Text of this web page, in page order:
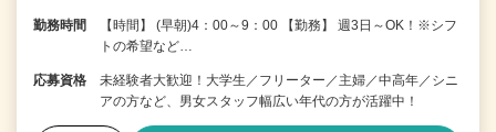
勤務時間
【時間】 (早朝)4：00～9：00 【勤務】 週3日～OK！※シフ
トの希望など…
応募資格
未経験者大歓迎！大学生／フリーター／主婦／中高年／シニ
アの方など、男女スタッフ幅広い年代の方が活躍中！